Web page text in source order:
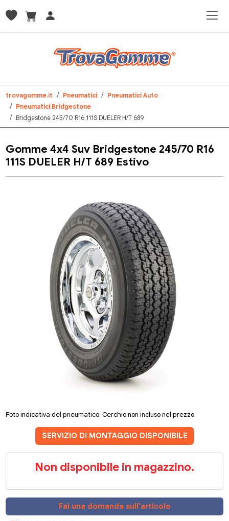
trovagomme.it Pneumatici
Pneumatici Auto
Pneumatici Bridgestone
Bridgestone 245/70 R16 111S DUELER H/T 689
Gomme 4x4 Suv Bridgestone 245/70 R16
111S DUELER H/T 689 Estivo
Foto indicativa del pneumatico. Cerchio non incluso nel prezzo
SERVIZIO DI MONTAGGIO DISPONIBILE
Non disponibile in magazzino.
Fai una domanda sull'articolo